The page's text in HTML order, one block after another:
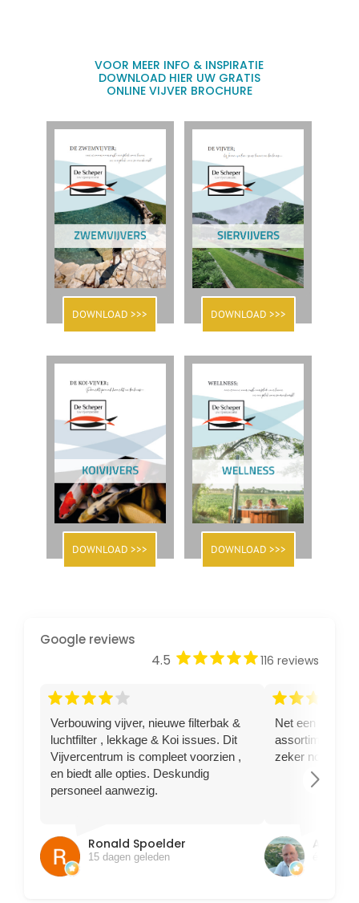
VOOR MEER INFO & INSPIRATIE
DOWNLOAD HIER UW GRATIS
ONLINE VIJVER BROCHURE
DOWNLOAD >>> DOWNLOAD >>>
DOWNLOAD >>> DOWNLOAD >>>
Google reviews
4.5 starstarstarstarstar116 reviews
arrow_forward_ios
starstarstarstarstar
Verbouwing vijver, nieuwe filterbak &
luchtfilter , lekkage & Koi issues. Dit
Vijvercentrum is compleet voorzien ,
en biedt alle opties. Deskundig
personeel aanwezig.
Ronald Spoelder
15 dagen geleden
starstarstar
Net een steur
assortiment
zeker nog
Ajem